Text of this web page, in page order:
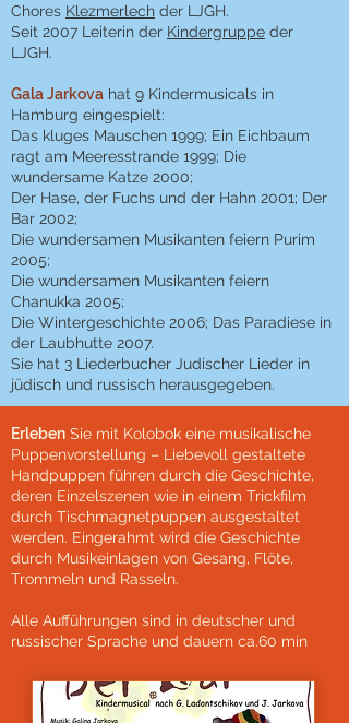
Chores Klezmerlech der LJGH.
Seit 2007 Leiterin der Kindergruppe der
LJGH.
Gala Jarkova hat 9 Kindermusicals in
Hamburg eingespielt:
Das kluges Mauschen 1999; Ein Eichbaum
ragt am Meeresstrande 1999; Die
wundersame Katze 2000;
Der Hase, der Fuchs und der Hahn 2001; Der
Bar 2002;
Die wundersamen Musikanten feiern Purim
2005;
Die wundersamen Musikanten feiern
Chanukka 2005;
Die Wintergeschichte 2006; Das Paradiese in
der Laubhutte 2007.
Sie hat 3 Liederbucher Judischer Lieder in
jüdisch und russisch herausgegeben.
Erleben Sie mit Kolobok eine musikalische
Puppenvorstellung – Liebevoll gestaltete
Handpuppen führen durch die Geschichte,
deren Einzelszenen wie in einem Trickfilm
durch Tischmagnetpuppen ausgestaltet
werden. Eingerahmt wird die Geschichte
durch Musikeinlagen von Gesang, Flöte,
Trommeln und Rasseln.
Alle Aufführungen sind in deutscher und
russischer Sprache und dauern ca.60 min